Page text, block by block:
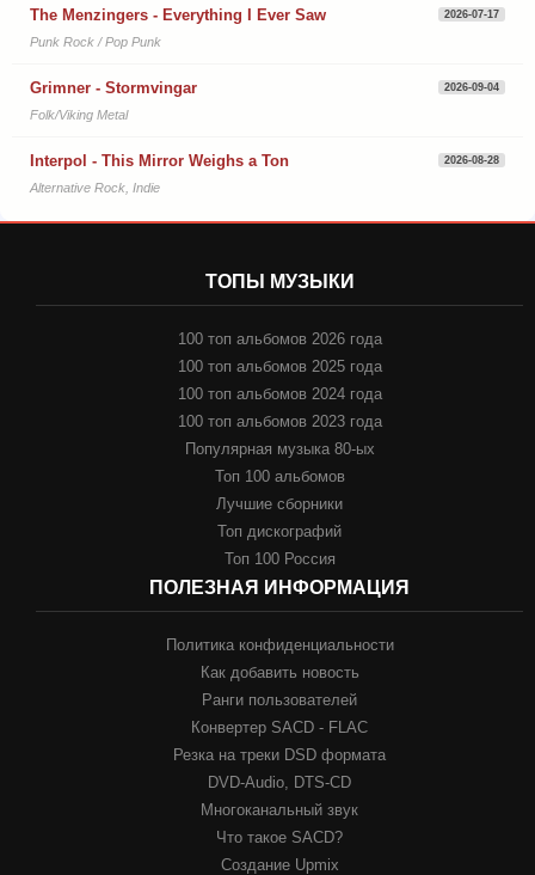
The Menzingers - Everything I Ever Saw 2026-07-17
Punk Rock / Pop Punk
Grimner - Stormvingar 2026-09-04
Folk/Viking Metal
Interpol - This Mirror Weighs a Ton 2026-08-28
Alternative Rock, Indie
ТОПЫ МУЗЫКИ
100 топ альбомов 2026 года
100 топ альбомов 2025 года
100 топ альбомов 2024 года
100 топ альбомов 2023 года
Популярная музыка 80-ых
Топ 100 альбомов
Лучшие сборники
Топ дискографий
Топ 100 Россия
ПОЛЕЗНАЯ ИНФОРМАЦИЯ
Политика конфиденциальности
Как добавить новость
Ранги пользователей
Конвертер SACD - FLAC
Резка на треки DSD формата
DVD-Audio, DTS-CD
Многоканальный звук
Что такое SACD?
Создание Upmix